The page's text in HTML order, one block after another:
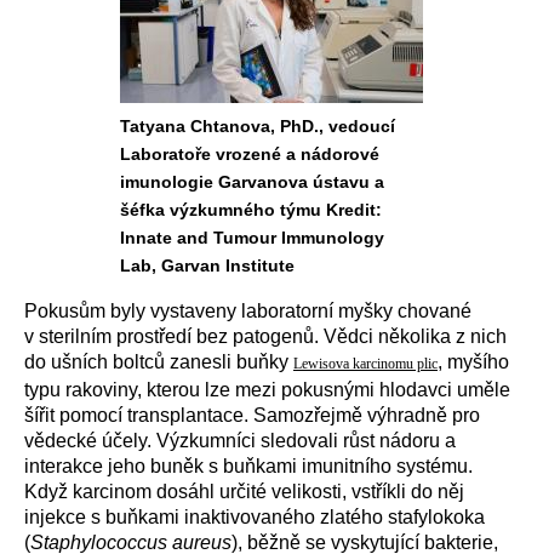
Tatyana Chtanova, PhD., vedoucí
Laboratoře vrozené a nádorové
imunologie Garvanova ústavu a
šéfka výzkumného týmu Kredit:
Innate and Tumour Immunology
Lab, Garvan Institute
Pokusům byly vystaveny laboratorní myšky chované
v sterilním prostředí bez patogenů. Vědci několika z nich
do ušních boltců zanesli buňky Lewisova karcinomu plic, myšího
typu rakoviny, kterou lze mezi pokusnými hlodavci uměle
šířit pomocí transplantace. Samozřejmě výhradně pro
vědecké účely. Výzkumníci sledovali růst nádoru a
interakce jeho buněk s buňkami imunitního systému.
Když karcinom dosáhl určité velikosti, vstříkli do něj
injekce s buňkami inaktivovaného zlatého stafylokoka
(Staphylococcus aureus), běžně se vyskytující bakterie,